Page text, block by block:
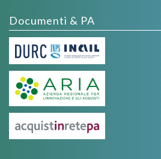
Documenti & PA